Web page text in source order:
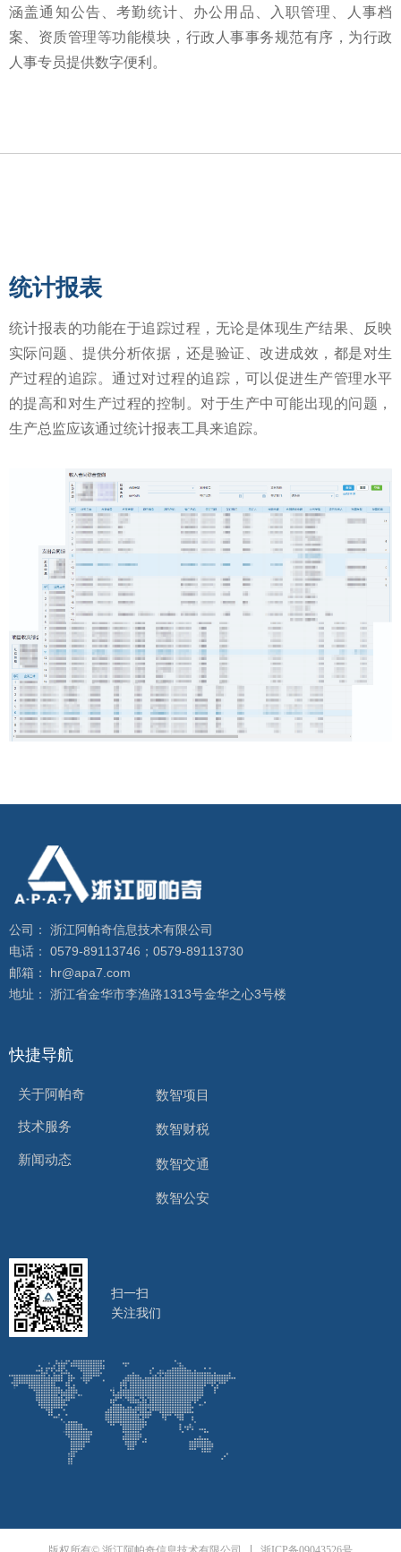
涵盖通知公告、考勤统计、办公用品、入职管理、人事档
案、资质管理等功能模块，行政人事事务规范有序，为行政
人事专员提供数字便利。
统计报表
统计报表的功能在于追踪过程，无论是体现生产结果、反映
实际问题、提供分析依据，还是验证、改进成效，都是对生
产过程的追踪。通过对过程的追踪，可以促进生产管理水平
的提高和对生产过程的控制。对于生产中可能出现的问题，
生产总监应该通过统计报表工具来追踪。
扫一扫
关注我们
公司： 浙江阿帕奇信息技术有限公司
电话： 0579-89113746；0579-89113730
邮箱： hr@apa7.com
地址： 浙江省金华市李渔路1313号金华之心3号楼
关于阿帕奇
技术服务
新闻动态
数智项目
数智财税
数智交通
数智公安
快捷导航